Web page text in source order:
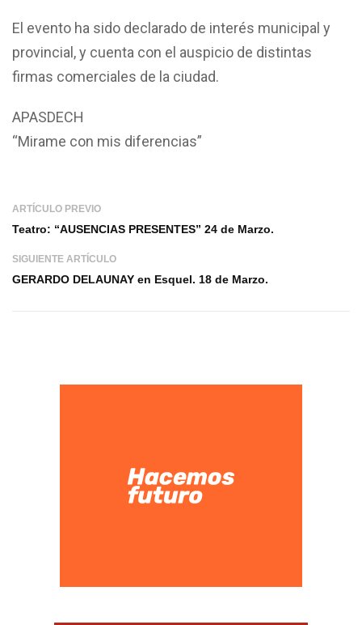
El evento ha sido declarado de interés municipal y
provincial, y cuenta con el auspicio de distintas
firmas comerciales de la ciudad.
APASDECH
“Mirame con mis diferencias”
ARTÍCULO PREVIO
Teatro: “AUSENCIAS PRESENTES” 24 de Marzo.
SIGUIENTE ARTÍCULO
GERARDO DELAUNAY en Esquel. 18 de Marzo.